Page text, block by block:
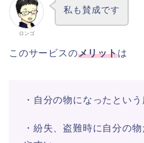
ロンゴ
私も賛成です
このサービスのメリットは
・自分の物になったとい
・紛失、盗難時に自分の